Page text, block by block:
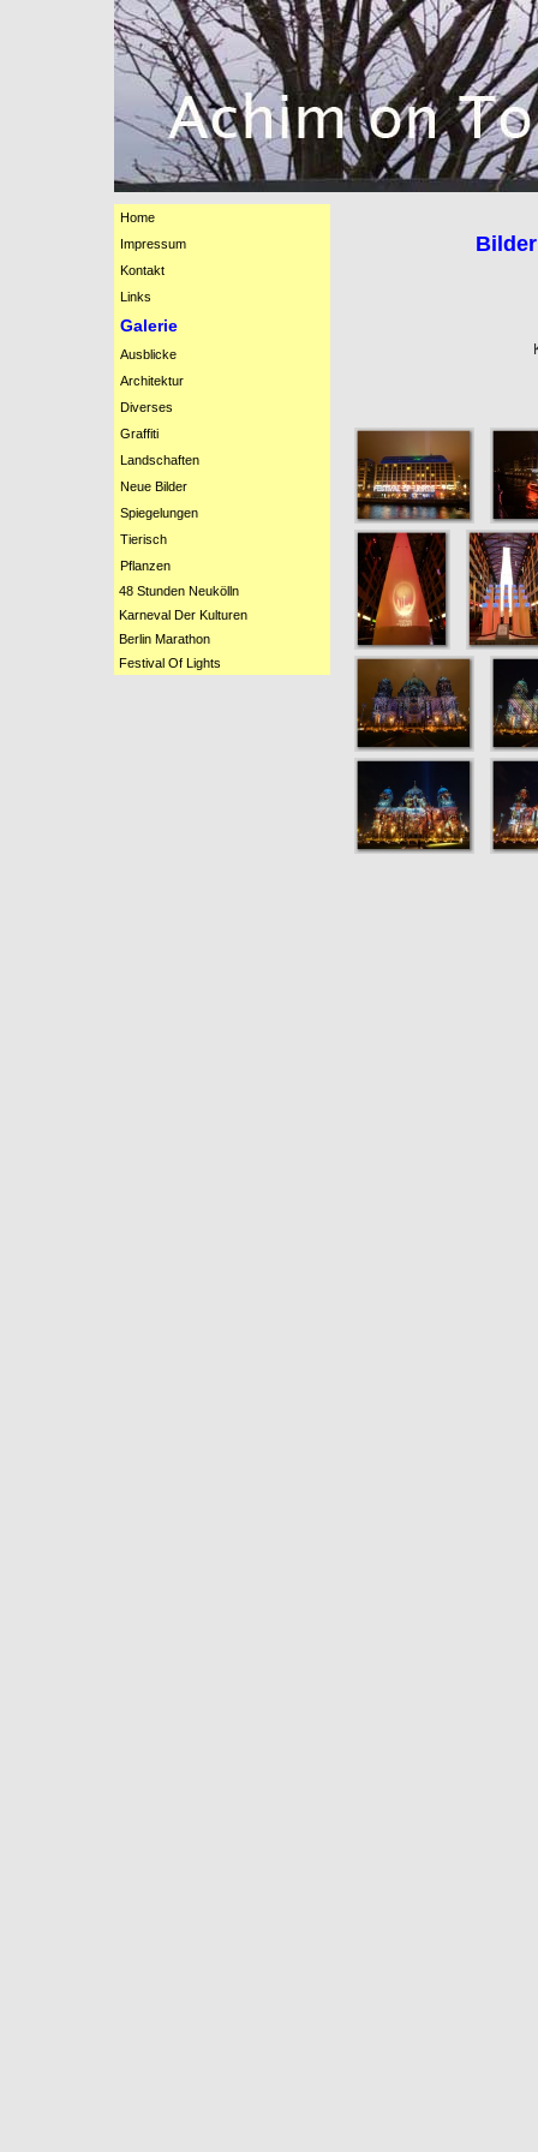
Home
Impressum
Kontakt
Links
Galerie
Ausblicke
Architektur
Diverses
Graffiti
Landschaften
Neue Bilder
Spiegelungen
Tierisch
Pflanzen
48 Stunden Neukölln
Karneval Der Kulturen
Berlin Marathon
Festival Of Lights